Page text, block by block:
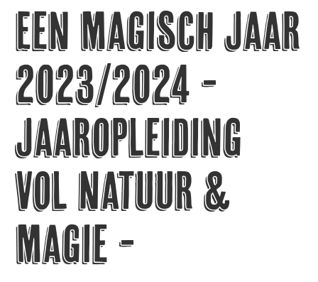
Een Magisch Jaar
2023/2024 -
Jaaropleiding
vol Natuur &
Magie -